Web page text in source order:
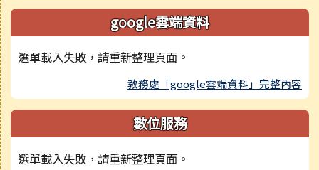
google雲端資料
選單載入失敗，請重新整理頁面。
教務處「google雲端資料」完整內容
數位服務
選單載入失敗，請重新整理頁面。